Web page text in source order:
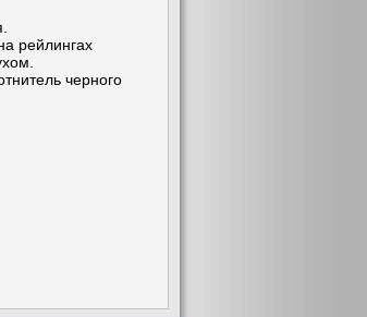
рейлингах
черного